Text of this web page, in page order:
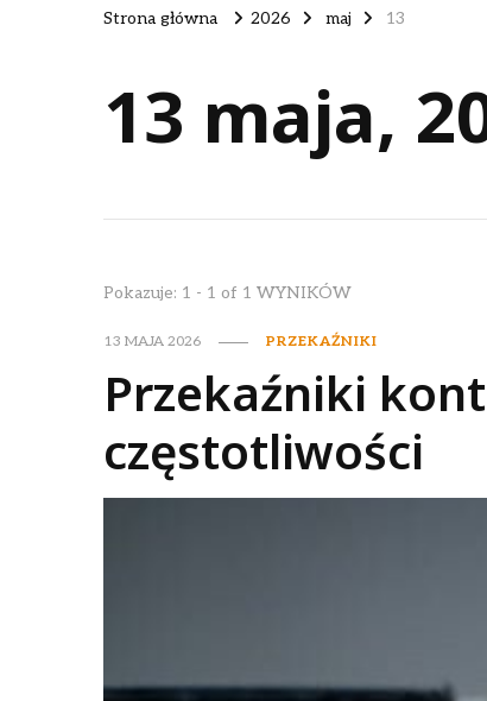
Strona główna 2026 maj 13
13 maja,
Pokazuje: 1 - 1 of 1 WYNIKÓW
13 MAJA 2026 PRZEKAŹNIKI
Przekaźniki
częstotliwości